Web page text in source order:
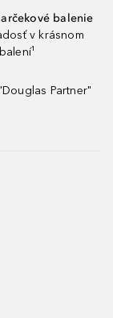
balenie
v krásnom
balení¹
Partner"